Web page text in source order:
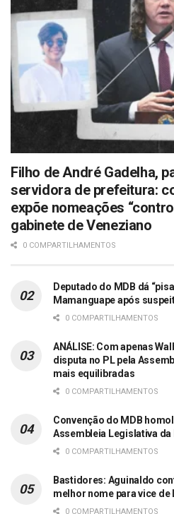
Filho de André Gadelha,
servidora de prefeitura:
expõe nomeações
gabinete de Veneziano
0 COMPARTILHAMENTOS
Deputado do MDB dá
Mamanguape após
0 COMPARTILHAMENTOS
ANÁLISE: Com apenas
disputa no PL pela
mais equilibradas
0 COMPARTILHAMENTOS
Convenção do MDB
Assembleia Legislativa da
0 COMPARTILHAMENTOS
Bastidores: Aguinaldo
melhor nome para vice
0 COMPARTILHAMENTOS